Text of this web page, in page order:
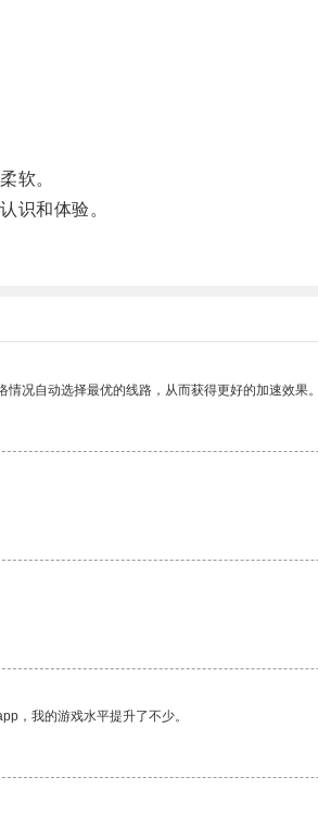
软。
识和体验。
况自动选择最优的线路，从而获得更好的加速效果。
，我的游戏水平提升了不少。